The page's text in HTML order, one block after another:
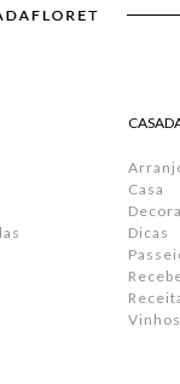
Casa
Dicas
Vinhos